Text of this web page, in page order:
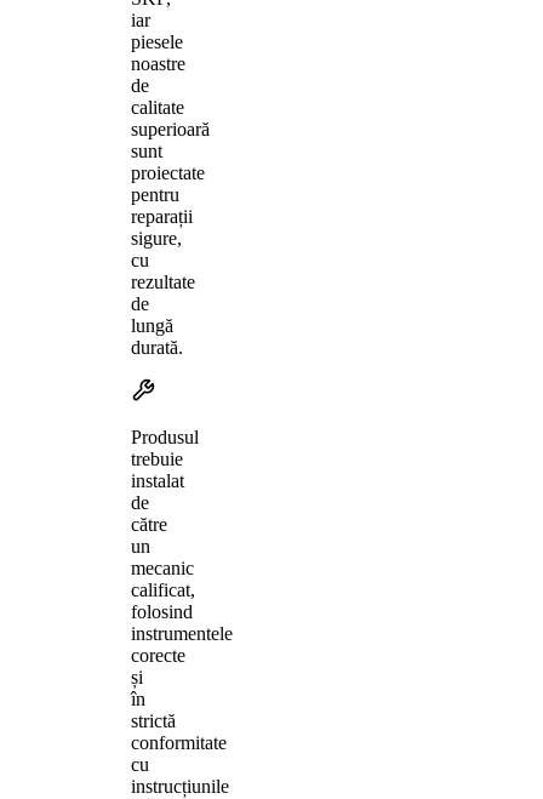
iar
piesele
noastre
de
calitate
superioară
sunt
proiectate
pentru
reparații
sigure,
cu
rezultate
de
lungă
durată.
Produsul
trebuie
instalat
de
către
un
mecanic
calificat,
folosind
instrumentele
corecte
și
în
strictă
conformitate
cu
instrucțiunile